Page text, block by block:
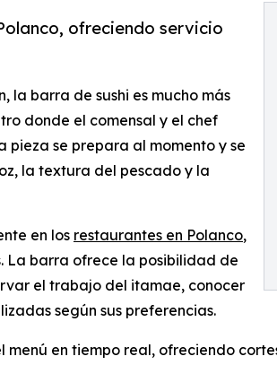
ofreciendo servicio
la barra de sushi es mucho más
donde el comensal y el chef
se prepara al momento y se
la textura del pescado y la
en los restaurantes en Polanco,
La barra ofrece la posibilidad de
el trabajo del itamae, conocer
según sus preferencias.
en tiempo real, ofreciendo